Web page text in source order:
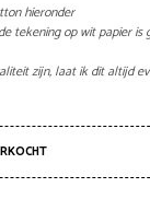
hieronder
tekening op wit papier is
zijn, laat ik dit altijd